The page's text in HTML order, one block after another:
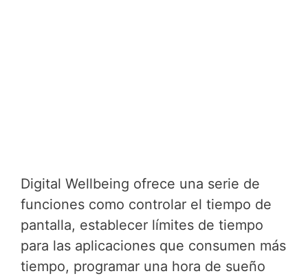
Digital Wellbeing ofrece una serie de
funciones como controlar el tiempo de
pantalla, establecer límites de tiempo
para las aplicaciones que consumen más
tiempo, programar una hora de sueño